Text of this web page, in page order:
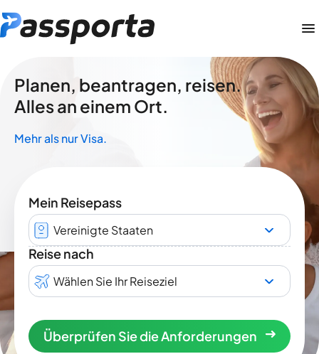
Planen, beantragen, reisen.
Alles an einem Ort.
Mehr als nur Visa.
Mein Reisepass
Vereinigte Staaten
Reise nach
Wählen Sie Ihr Reiseziel
Überprüfen Sie die Anforderungen